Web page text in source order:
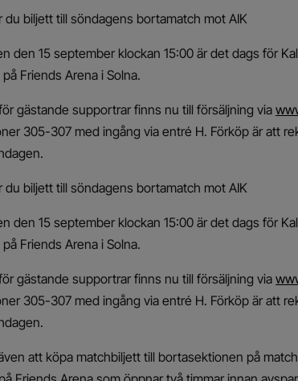
du biljett till söndagens bortamatch mot AIK
den 15 september klockan 15:00 är det dags för
på Friends Arena i Solna.
gästande supportrar finns nu till försäljning via
305-307 med ingång via entré H. Förköp är att
du biljett till söndagens bortamatch mot AIK
den 15 september klockan 15:00 är det dags för
på Friends Arena i Solna.
gästande supportrar finns nu till försäljning via
305-307 med ingång via entré H. Förköp är att
att köpa matchbiljett till bortasektionen på